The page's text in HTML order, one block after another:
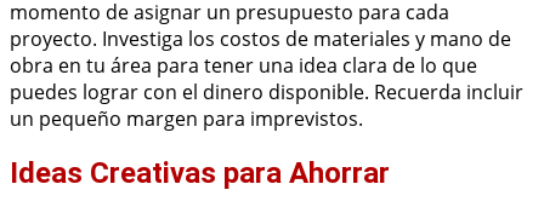
momento de asignar un presupuesto para cada
proyecto. Investiga los costos de materiales y mano de
obra en tu área para tener una idea clara de lo que
puedes lograr con el dinero disponible. Recuerda incluir
un pequeño margen para imprevistos.
Ideas Creativas para Ahorrar